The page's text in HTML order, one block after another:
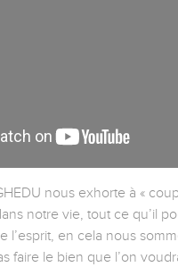
nous exhorte à «
notre vie, tout ce qu’il
l’esprit, en cela nous
faire le bien que l’on